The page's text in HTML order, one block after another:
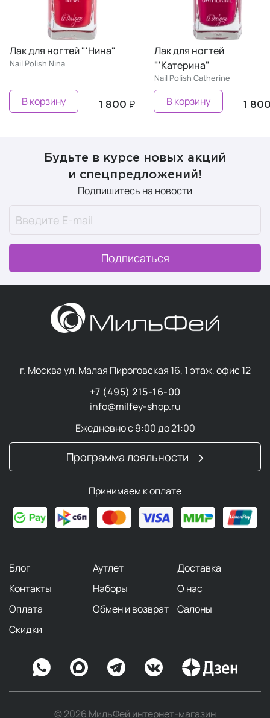
Лак для ногтей "'Нина"
Nail Polish Nina
1 800 ₽
В корзину
Лак для ногтей
"'Катерина"
Nail Polish Сatherine
1
В корзину
Будьте в курсе новых акций
и спецпредложений!
Подпишитесь на новости
Подписаться
г. Москва ул. Малая Пироговская 16, 1 этаж, офис 12
+7 (495) 215-16-00
info@milfey-shop.ru
Ежедневно с 9:00 до 21:00
Программа лояльности
Принимаем к оплате
Блог Аутлет
Доставка
Контакты
Наборы
О нас
Оплата
Обмен и возврат
Салоны
Скидки
© 2026 МильФей интернет-магазин